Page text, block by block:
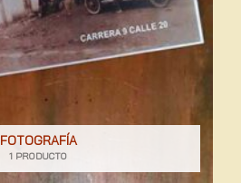
FOTOGRAFÍA
1 PRODUCTO